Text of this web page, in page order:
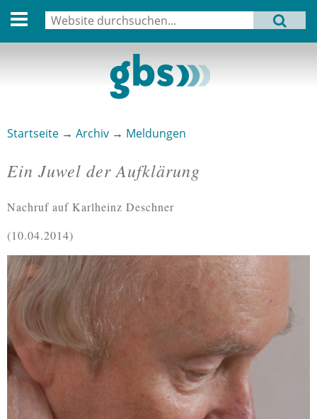
English version
Termine
Archiv
Verbindungen
Datenschutz
Impressum
MENU
Startseite → Archiv → Meldungen
Ein Juwel der Aufklärung
Nachruf auf Karlheinz Deschner
10.04.2014
Suchformular
Suche